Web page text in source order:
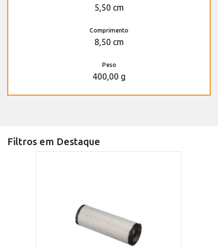
5,50 cm
Comprimento
8,50 cm
Peso
400,00 g
Filtros em Destaque